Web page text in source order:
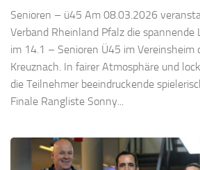
Senioren – ü45 Am 08.03.2026
Verband Rheinland Pfalz die
im 14.1 – Senioren Ü45 im Vereinsheim
Kreuznach. In fairer Atmosphäre und
die Teilnehmer beeindruckende
Finale Rangliste Sonny...